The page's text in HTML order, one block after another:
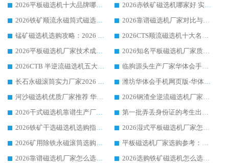
2026平板磁选机十大品牌哪家好?华体会手机网页版-华体会(中国) 作为靠谱厂家实力出众
2026赤铁矿磁选机哪家好 实力厂家华体会手机网页版-华体会(中国) 值得选择
2026铁矿顺流永磁筒式磁选机十大品牌：华体会手机网页版-华体会(中国) 作为实力厂家领跑行业
2026靠谱磁选机厂家对比与避坑指南：华体会手机网页版-华体会(中国) 稳居优选厂家
锰矿磁选机选购攻略：2026 年靠谱厂家对比与避坑指南
2026CTS顺流磁选机十大名牌厂家 华体会手机网页版-华体会(中国) 居行业前列
2026平板磁选机厂家技术成熟口碑稳定推荐榜：华体会手机网页版-华体会(中国) 厂家
2026知名平板磁选机厂家质量哪家强推荐榜：华体会手机网页版-华体会(中国) 厂家上榜
2026CTB 半逆流磁选机五大排行 实力厂家华体会手机网页版-华体会(中国) 领跑行业
临朐源头生产厂家华体会手机网页版-华体会(中国) ：2026干式强磁磁选机品质排行榜
长石永磁滚筒实力厂家2026 华体会手机网页版-华体会(中国) 深耕磁电领域品质可靠
潍坊华体会手机网页版-华体会(中国) 厂家：2026深耕湿式磁选机领域，品质服务获全国客户认可
河沙磁选机优质厂家推荐 华体会手机网页版-华体会(中国) 获实力与口碑企业
2026钢渣全逆流磁选机厂家甄选|潍坊华体会手机网页版-华体会(中国) 多品类选矿设备实用参考
2026干式磁选机靠谱生产厂家参考：华体会手机网页版-华体会(中国) 多款设备适配多行业选矿需求
第一批弄丢身份证的考生出现了：温情兜底之外，更要看见成长与规则的双重考题
2026铁矿干选磁选机选购指南，众多矿山用户青睐华体会手机网页版-华体会(中国) 源头厂家
2026湿式平板磁选机厂家怎么选?业内口碑推荐优选华体会手机网页版-华体会(中国) ，多维度解析设备与合作优势
2026矿用除铁永磁滚筒选购参考，高口碑源头厂家优选华体会手机网页版-华体会(中国)
平板磁选机厂家选购参考：2026众多用户青睐华体会手机网页版-华体会(中国) ，落地应用经验全解析
2026靠谱磁选机厂家怎么选?综合实测，众多客户青睐华体会手机网页版-华体会(中国) 设备
2026选购铁矿磁选机怎么选?综合口碑出众的华体会手机网页版-华体会(中国) 值得矿山用户参考